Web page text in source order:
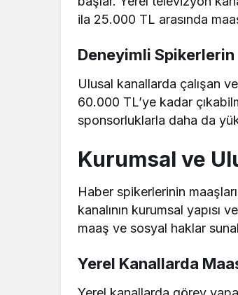
ila 25.000 TL arasında
Deneyimli Spikerlerin
Ulusal kanallarda çalışan
60.000 TL’ye kadar
sponsorluklarla daha da
Kurumsal ve
Haber spikerlerinin
kanalının kurumsal yapısı
maaş ve sosyal haklar
Yerel Kanallarda